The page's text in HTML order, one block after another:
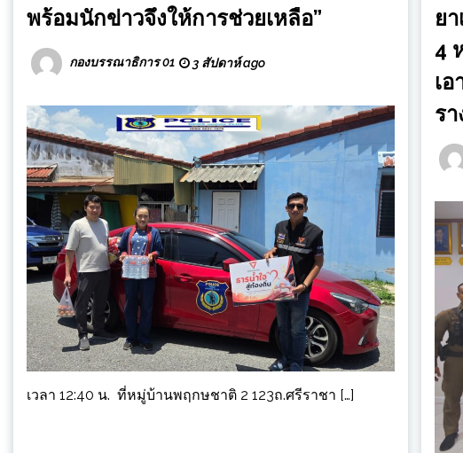
พร้อมนักข่าวจึงให้การช่วยเหลือ”
กองบรรณาธิการ 01 3 สัปดาห์ ago
เวลา 12:40 น. ที่หมู่บ้านพฤกษชาติ 2 123ถ.ศรีราชา […]
ย
4
เ
ร